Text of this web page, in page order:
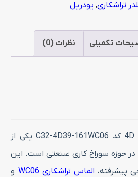
تراشکاری, یودریل
تکمیلی نظرات (0)
یودریل سایز 39 مدل 4D کد C32-4D39-161WC06 یکی از
در حوزه سوراخ‌ کاری صنعتی است. این
پیشرفته، الماس تراشکاری WC06
و